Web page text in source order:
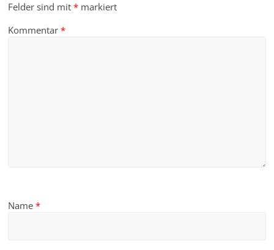
Felder sind mit* markiert
Kommentar*
Name*